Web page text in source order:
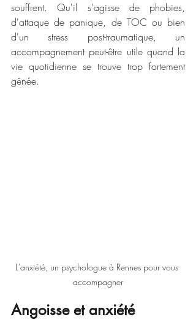
souffrent. Qu'il s'agisse de phobies,
d'attaque de panique, de TOC ou bien
d'un stress post-traumatique, un
accompagnement peut-être utile quand la
vie quotidienne se trouve trop fortement
gênée.
L'anxiété, un psychologue à Rennes pour vous
accompagner
Angoisse et anxiété